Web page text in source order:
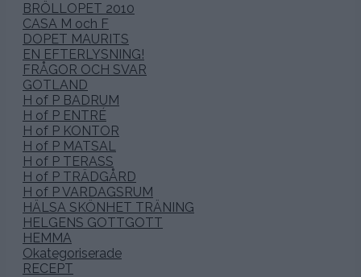
BRÖLLOPET 2010
CASA M och F
DOPET MAURITS
EN EFTERLYSNING!
FRÅGOR OCH SVAR
GOTLAND
H of P BADRUM
H of P ENTRÉ
H of P KONTOR
H of P MATSAL
H of P TERASS
H of P TRÄDGÅRD
H of P VARDAGSRUM
HÄLSA SKÖNHET TRÄNING
HELGENS GOTTGOTT
HEMMA
Okategoriserade
RECEPT